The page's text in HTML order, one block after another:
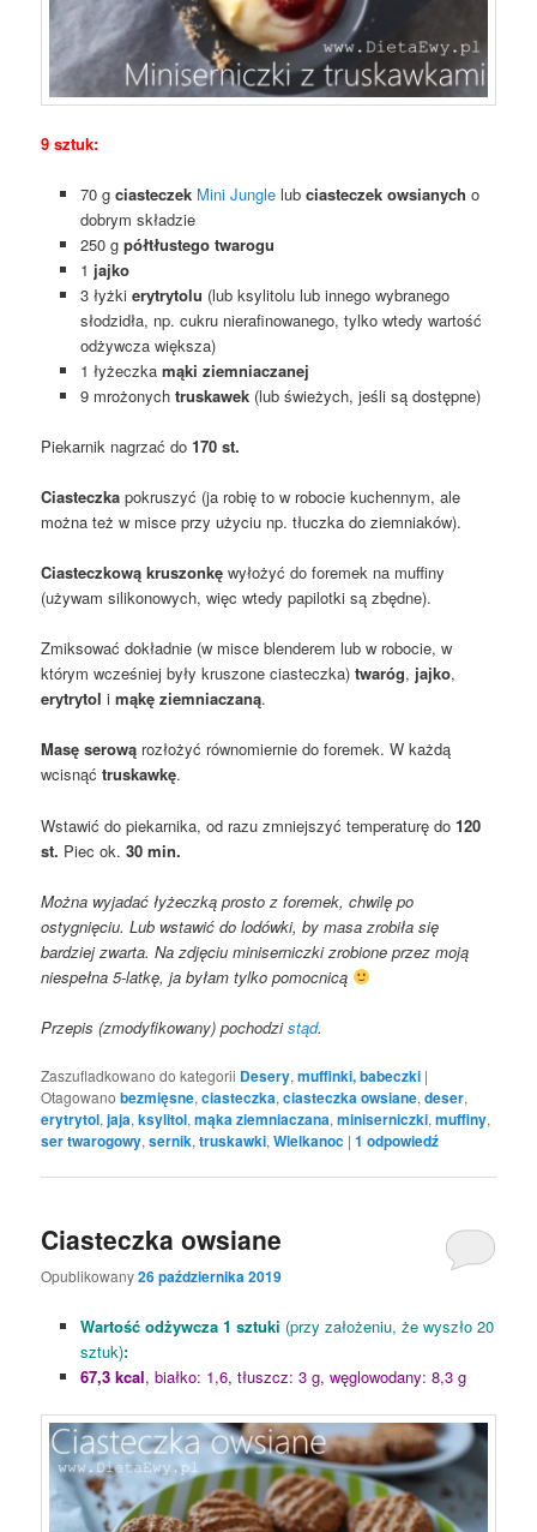
9 sztuk:
70 g ciasteczek Mini Junglelub ciasteczek owsianych o
dobrym składzie
250 g półtłustego twarogu
1 jajko
3 łyżki erytrytolu (lub ksylitolu lub innego wybranego
słodzidła, np. cukru nierafinowanego, tylko wtedy wartość
odżywcza większa)
1 łyżeczkamąki ziemniaczanej
9 mrożonych truskawek(lub świeżych, jeśli są dostępne)
Piekarnik nagrzać do170 st.
Ciasteczka pokruszyć (ja robię to w robocie kuchennym, ale
można też w misce przy użyciu np. tłuczka do ziemniaków).
Ciasteczkową kruszonkę wyłożyć do foremek na muffiny
(używam silikonowych, więc wtedy papilotki są zbędne).
Zmiksować dokładnie (w misce blenderem lub w robocie, w
którym wcześniej były kruszone ciasteczka)twaróg, jajko,
erytrytol imąkę ziemniaczaną.
Masę serową rozłożyć równomiernie do foremek. W każdą
wcisnąćtruskawkę.
Wstawić do piekarnika, od razu zmniejszyć temperaturę do120
st. Piec ok.30 min.
Można wyjadać łyżeczką prosto z foremek, chwilę po
ostygnięciu. Lub wstawić do lodówki, by masa zrobiła się
bardziej zwarta. Na zdjęciu miniserniczki zrobione przez moją
niespełna 5-latkę, ja byłam tylko pomocnicą
Przepis (zmodyfikowany) pochodzistąd.
Zaszufladkowano do kategorii Desery,muffinki, babeczki |
Otagowano bezmięsne,ciasteczka,ciasteczka owsiane,deser,
erytrytol,jaja,ksylitol,mąka ziemniaczana,miniserniczki,muffiny,
ser twarogowy,sernik,truskawki,Wielkanoc |1 odpowiedź
Ciasteczka owsiane
Opublikowany26 października 2019
Wartość odżywcza 1 sztuki (przy założeniu, że wyszło 20
sztuk):
67,3 kcal, białko: 1,6, tłuszcz: 3 g, węglowodany: 8,3 g